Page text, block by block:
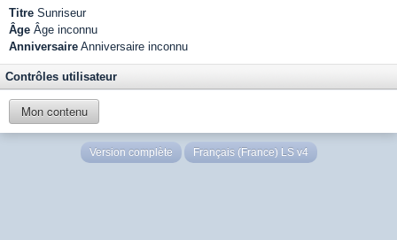
Titre Sunriseur
Âge Âge inconnu
Anniversaire Anniversaire inconnu
Contrôles utilisateur
Mon contenu
Version complète Français (France) LS v4